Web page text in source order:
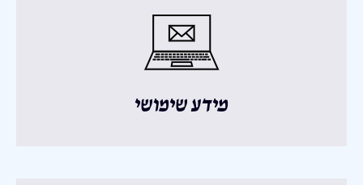
מידע שימושי